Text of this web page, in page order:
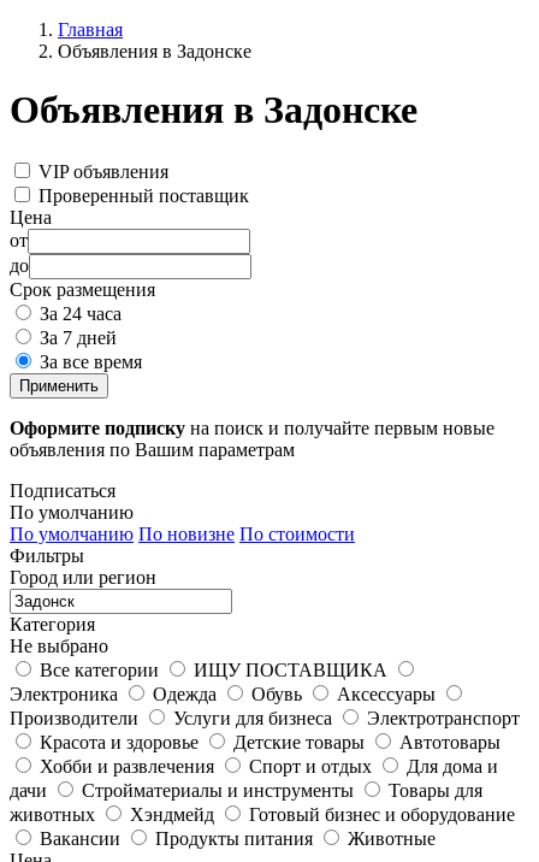
Главная
Объявления в Задонске
Объявления в Задонске
VIP объявления
Проверенный поставщик
Цена
от
до
Срок размещения
За 24 часа
За 7 дней
За все время
Применить
Оформите подписку на поиск и получайте первым новые
объявления по Вашим параметрам
Подписаться
По умолчанию
По умолчанию По новизне По стоимости
Фильтры
Город или регион
Категория
Не выбрано
Все категории
ИЩУ ПОСТАВЩИКА
Электроника
Одежда Обувь
Аксессуары
Производители
Услуги для бизнеса
Электротранспорт
Красота и здоровье
Детские товары
Автотовары
Хобби и развлечения
Спорт и отдых
Для дома и
дачи
Стройматериалы и инструменты
Товары для
животных
Хэндмейд
Готовый бизнес и оборудование
Вакансии
Продукты питания
Животные